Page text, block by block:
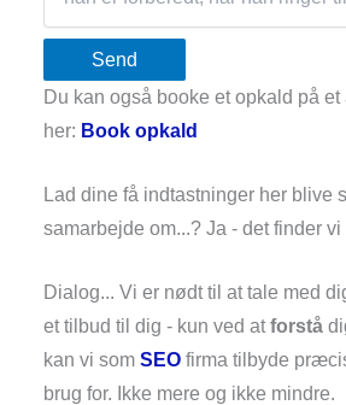
Send
Du kan også booke et opkald på
her: Book opkald
Lad dine få indtastninger her blive
samarbejde om...? Ja - det finder vi
Dialog... Vi er nødt til at tale med
et tilbud til dig - kun ved atforstå
kan vi som SEO firma tilbyde
brug for. Ikke mere og ikke mindre.